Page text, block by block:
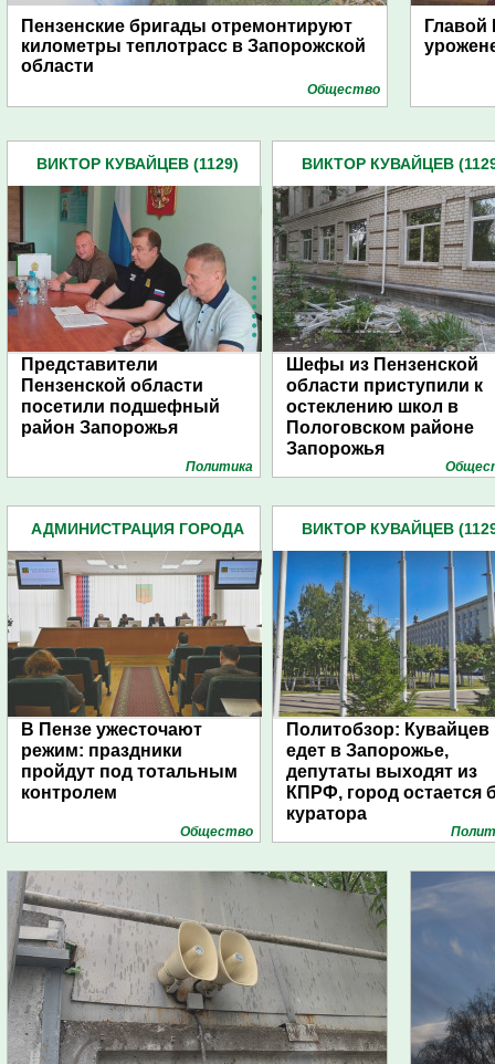
Пензенские бригады отремонтируют
километры теплотрасс в Запорожской
области
Общество
Главой
ВИКТОР КУВАЙЦЕВ (1129)
Представители
Пензенской области
посетили подшефный
район Запорожья
Политика
ВИКТОР КУВАЙЦЕВ
Шефы из Пензенской
области приступили к
остеклению школ в
Пологовском районе
Запорожья
АДМИНИСТРАЦИЯ ГОРОДА
В Пензе ужесточают
режим: праздники
пройдут под тотальным
контролем
Общество
ВИКТОР КУВАЙЦЕВ
Политобзор: Кувайцев
едет в Запорожье,
депутаты выходят из
КПРФ, город остается
куратора